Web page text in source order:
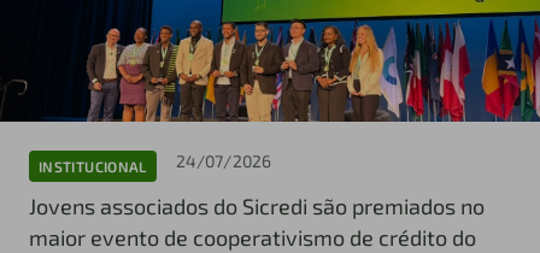
INSTITUCIONAL 24/07/2026
Jovens associados do Sicredi são premiados no
maior evento de cooperativismo de crédito do